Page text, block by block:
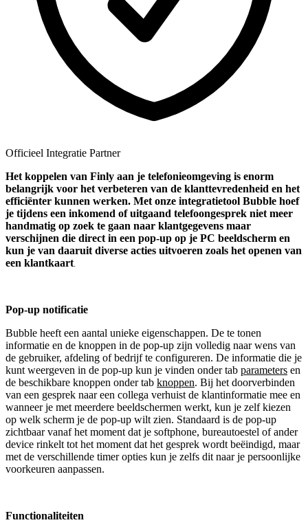
Officieel Integratie Partner
Het koppelen van Finly aan je telefonieomgeving is enorm
belangrijk voor het verbeteren van de klanttevredenheid en het
efficiënter kunnen werken. Met onze integratietool Bubble hoef
je tijdens een inkomend of uitgaand telefoongesprek niet meer
handmatig op zoek te gaan naar klantgegevens maar
verschijnen die direct in een pop-up op je PC beeldscherm en
kun je van daaruit diverse acties uitvoeren zoals het openen van
een klantkaart
Pop-up notificatie
Bubble heeft een aantal unieke eigenschappen. De te tonen
informatie en de knoppen in de pop-up zijn volledig naar wens van
de gebruiker, afdeling of bedrijf te configureren. De informatie die je
kunt weergeven in de pop-up kun je vinden onder tab parameters en
de beschikbare knoppen onder tab knoppen. Bij het doorverbinden
van een gesprek naar een collega verhuist de klantinformatie mee en
wanneer je met meerdere beeldschermen werkt, kun je zelf kiezen
op welk scherm je de pop-up wilt zien. Standaard is de pop-up
zichtbaar vanaf het moment dat je softphone, bureautoestel of ander
device rinkelt tot het moment dat het gesprek wordt beëindigd, maar
met de verschillende timer opties kun je zelfs dit naar je persoonlijke
voorkeuren aanpassen.
Functionaliteiten